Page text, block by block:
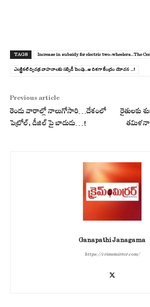
TAGS Increase in subsidy for electric two-wheelers...The
ఎలక్ట్రికల్ ద్విచక్ర వాహనాలకు సబ్సిడీ పెంపు...ఆ దిశగా కేంద్రం యోచన ...!
Previous article
రెండు వారాల్లో నాలుగోసారి…దేశంలో
పెట్రోల్, డీజిల్ పై బాదుడు…!
రైతులకు
Ganapathi Janagama
https://crimemirror.com/